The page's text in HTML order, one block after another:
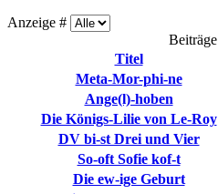
Anzeige #
Beiträge
Titel
Meta-Mor-phi-ne
Ange(l)-hoben
Die Königs-Lilie von Le-Roy
DV bi-st Drei und Vier
So-oft Sofie kof-t
Die ew-ige Geburt